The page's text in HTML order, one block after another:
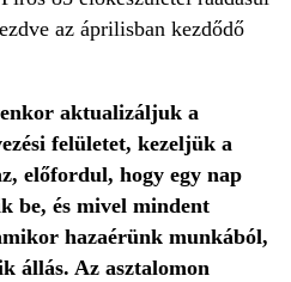
az áprilisban kezdődő
aktualizáljuk a
felületet, kezeljük a
előfordul, hogy egy nap
be, és mivel mindent
hazaérünk munkából,
állás. Az asztalomon